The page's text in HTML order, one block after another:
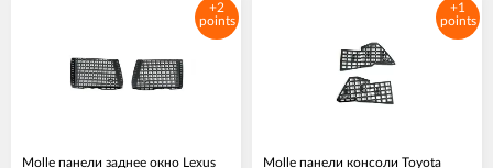
+2
points
Molle панели заднее окно Lexus
+1
points
Molle панели консоли Toyota